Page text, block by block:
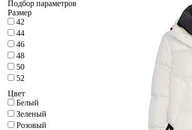
Подбор параметров
Размер
42
44
46
48
50
52
Цвет
Белый
Зеленый
Розовый